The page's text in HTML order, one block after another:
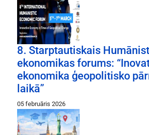
8. Starptautiskais
ekonomikas forums:
ekonomika ģeopolitisko
laikā”
05 februāris 2026